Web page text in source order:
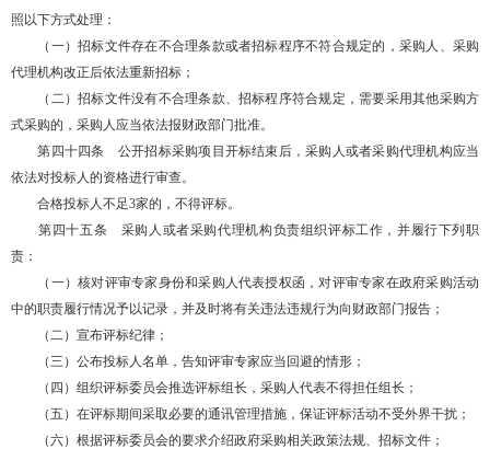
照以下方式处理：
（一）招标文件存在不合理条款或者招标程序不符合规定的，采购人、采购
代理机构改正后依法重新招标；
（二）招标文件没有不合理条款、招标程序符合规定，需要采用其他采购方
式采购的，采购人应当依法报财政部门批准。
第四十四条 公开招标采购项目开标结束后，采购人或者采购代理机构应当
依法对投标人的资格进行审查。
合格投标人不足3家的，不得评标。
第四十五条 采购人或者采购代理机构负责组织评标工作，并履行下列职
责：
（一）核对评审专家身份和采购人代表授权函，对评审专家在政府采购活动
中的职责履行情况予以记录，并及时将有关违法违规行为向财政部门报告；
（二）宣布评标纪律；
（三）公布投标人名单，告知评审专家应当回避的情形；
（四）组织评标委员会推选评标组长，采购人代表不得担任组长；
（五）在评标期间采取必要的通讯管理措施，保证评标活动不受外界干扰；
（六）根据评标委员会的要求介绍政府采购相关政策法规、招标文件；